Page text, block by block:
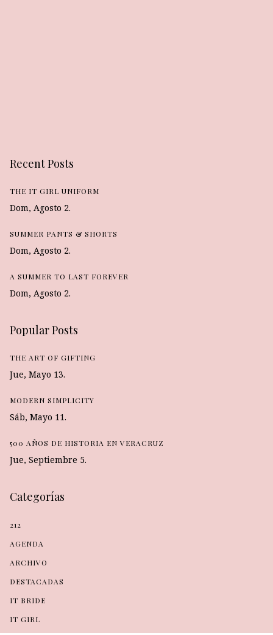
Recent Posts
THE IT GIRL UNIFORM
Dom, Agosto 2.
SUMMER PANTS & SHORTS
Dom, Agosto 2.
A SUMMER TO LAST FOREVER
Dom, Agosto 2.
Popular Posts
THE ART OF GIFTING
Jue, Mayo 13.
MODERN SIMPLICITY
Sáb, Mayo 11.
500 AÑOS DE HISTORIA EN VERACRUZ
Jue, Septiembre 5.
Categorías
212
AGENDA
ARCHIVO
DESTACADAS
IT BRIDE
IT GIRL